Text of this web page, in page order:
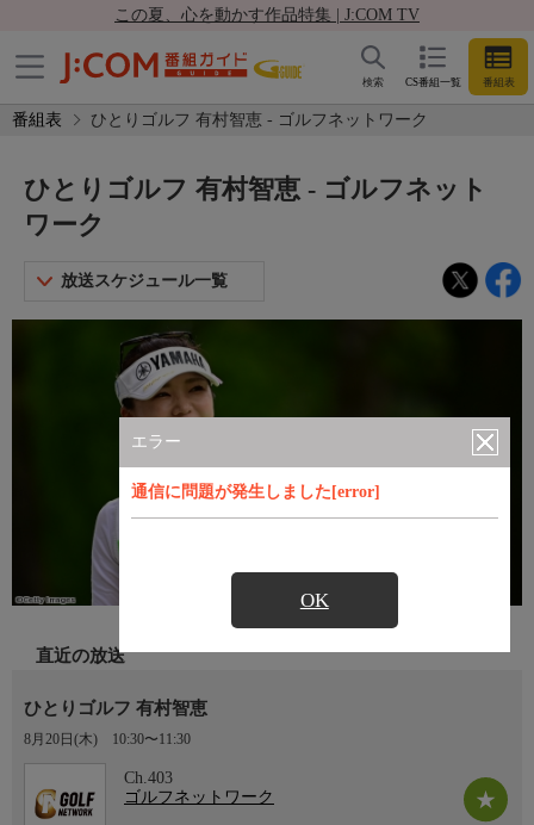
この夏、心を動かす作品特集 | J:COM TV
CS番組一覧 番組表
検索
番組表 ひとりゴルフ 有村智恵 - ゴルフネットワーク
エラー
通信に問題が発生しました[error]
OK
ひとりゴルフ 有村智恵 - ゴルフネット
ワーク
放送スケジュール一覧
直近の放送
ひとりゴルフ 有村智恵
8月20日(木) 10:30〜11:30
Ch.403
ゴルフネットワーク